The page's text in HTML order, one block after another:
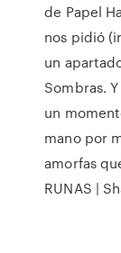
de Papel
nos pidió
un
Sombras.
un
mano por
amorfas
RUNAS |